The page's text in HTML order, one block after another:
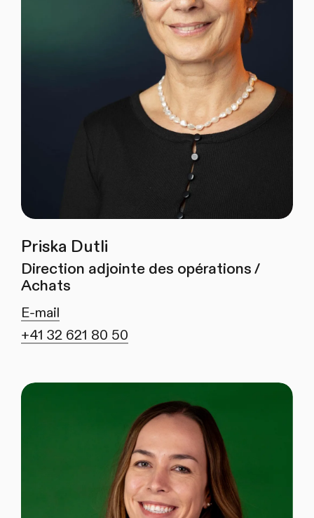
Priska Dutli
Direction adjointe des opérations /
Achats
E-mail
+41 32 621 80 50